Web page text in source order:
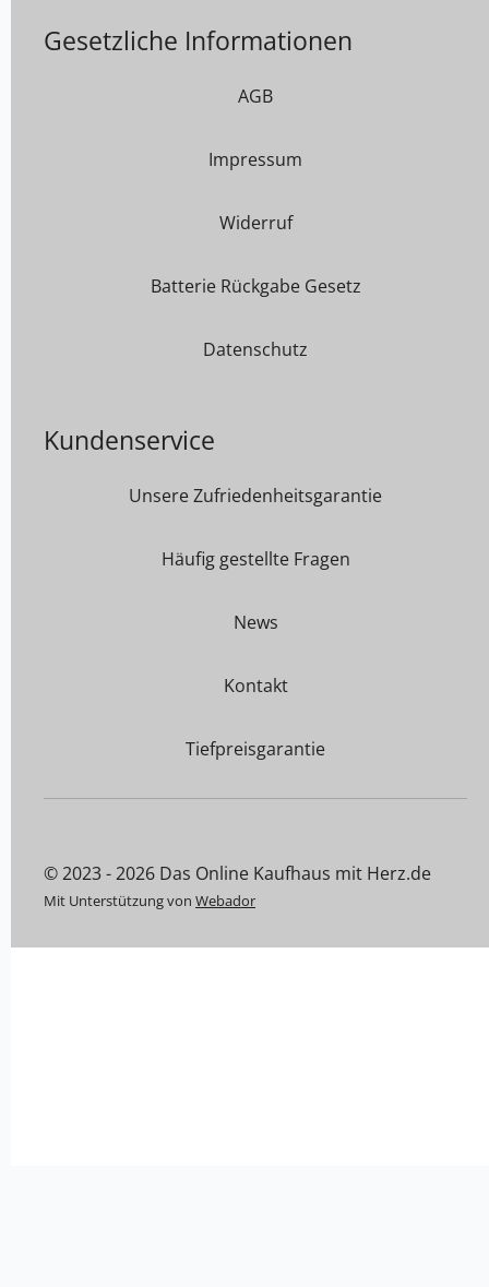
Gesetzliche Informationen
AGB
Impressum
Widerruf
Batterie Rückgabe Gesetz
Datenschutz
Kundenservice
Unsere Zufriedenheitsgarantie
Häufig gestellte Fragen
News
Kontakt
Tiefpreisgarantie
© 2023 - 2026 Das Online Kaufhaus mit Herz.de
Mit Unterstützung von Webador